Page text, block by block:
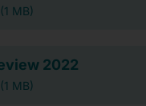
MB)
2022
MB)